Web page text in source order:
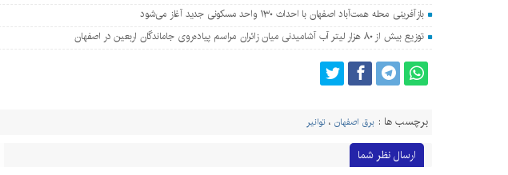
بازآفرینی محله همت‌آباد اصفهان با احداث ۱۳۰ واحد مسکونی جدید آغاز می‌شود
توزیع بیش از ۸۰ هزار لیتر آب آشامیدنی میان زائران مراسم پیاده‌روی جاماندگان اربعین در اصفهان
برچسب ها : برق اصفهان ،توانیر
ارسال نظر شما